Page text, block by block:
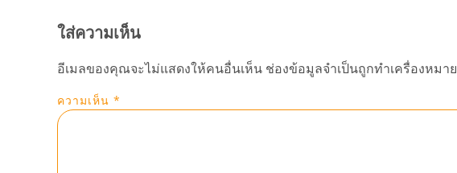
ใส่ความเห็น
อีเมลของคุณจะไม่แสดงให้คนอื่นเห็น ช่องข้อมูลจำเป็นถูกทำเครื่องหมาย
ความเห็น *